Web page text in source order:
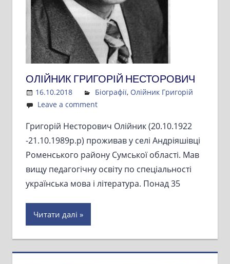
ОЛІЙНИК ГРИГОРІЙ НЕСТОРОВИЧ
16.10.2018 Admin
Біографії, Олійник Григорій
Leave a comment
Григорій Несторович Олійник (20.10.1922
-21.10.1989р.р) проживав у селі Андріяшівці
Роменського району Сумської області. Мав
вищу педагогічну освіту по спеціальності
українська мова і література. Понад 35
Читати далі